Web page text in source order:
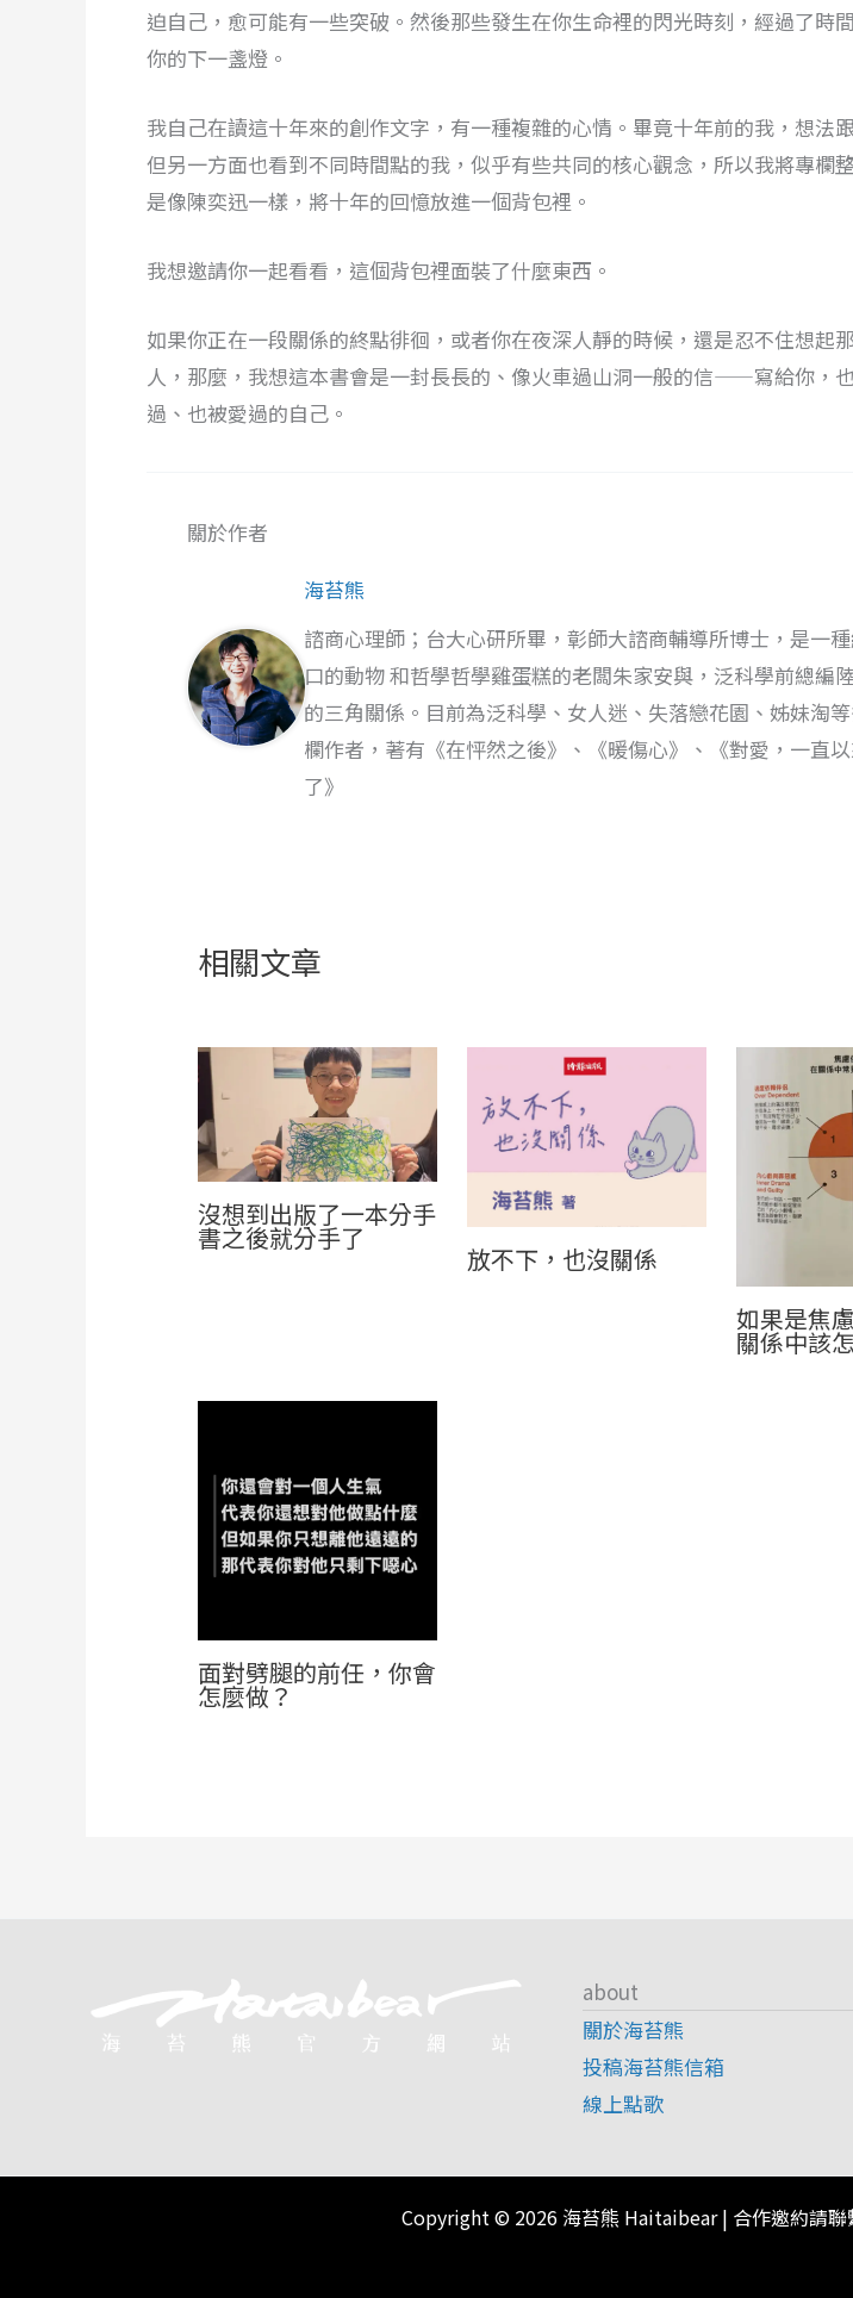
迫自己，愈可能有一些突破。然後那些發生在你生命裡的閃光時刻，經過了時
你的下一盞燈。
我自己在讀這十年來的創作文字，有一種複雜的心情。畢竟十年前的我，想法
但另一方面也看到不同時間點的我，似乎有些共同的核心觀念，所以我將專欄
是像陳奕迅一樣，將十年的回憶放進一個背包裡。
我想邀請你一起看看，這個背包裡面裝了什麼東西。
如果你正在一段關係的終點徘徊，或者你在夜深人靜的時候，還是忍不住想起
人，那麼，我想這本書會是一封長長的、像火車過山洞一般的信——寫給你，
過、也被愛過的自己。
關於作者
海苔熊
諮商心理師；台大心研所畢，彰師大諮商輔導所博士，是一
口的動物 和哲學哲學雞蛋糕的老闆朱家安與，泛科學前總編
的三角關係。目前為泛科學、女人迷、失落戀花園、姊妹淘
欄作者，著有《在怦然之後》、《暖傷心》、《對愛，一直
了》
相關文章
沒想到出版了一本分手
書之後就分手了
放不下，也沒關係
如果是焦
關係中該
面對劈腿的前任，你會
怎麼做？
about
關於海苔熊
投稿海苔熊信箱
線上點歌
Copyright © 2026 海苔熊 Haitaibear | 合作邀約請聯